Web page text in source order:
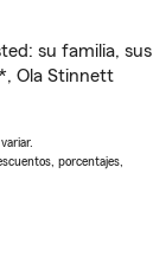
su familia, sus
Ola Stinnett
porcentajes,